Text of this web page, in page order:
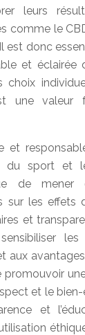
leurs
comme le
est donc
et éclairée
choix
une valeur
et
du sport et
de mener
sur les effets
et
aux
et le
et